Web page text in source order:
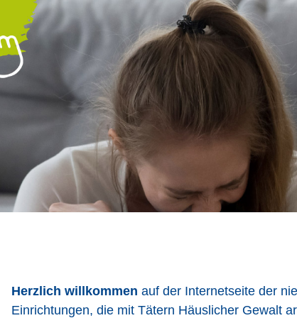
Herzlich willkommen auf der Internetseite der
Einrichtungen, die mit Tätern Häuslicher Gewalt